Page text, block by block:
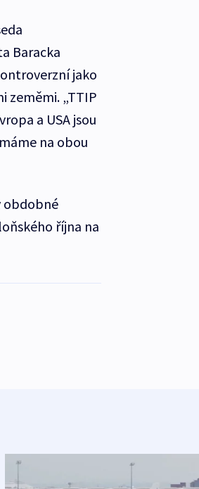
Baracka
jako
zeměmi. „TTIP
a USA jsou
na obou
obdobné
října na